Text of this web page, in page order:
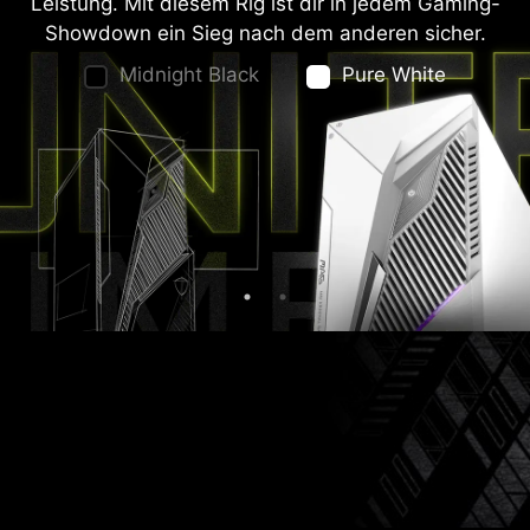
Midnight Black
Pure White
Midnight Black Pure White
BELEUCHTE DEINE RIG
Gestalte deinen MAG Infinite S3 mit Mystic Light
ganz nach deinem Style. Wähl einfach eine der
verfügbaren Farben aus der Palette aus und
design deinen eigenen LED-Effekt.